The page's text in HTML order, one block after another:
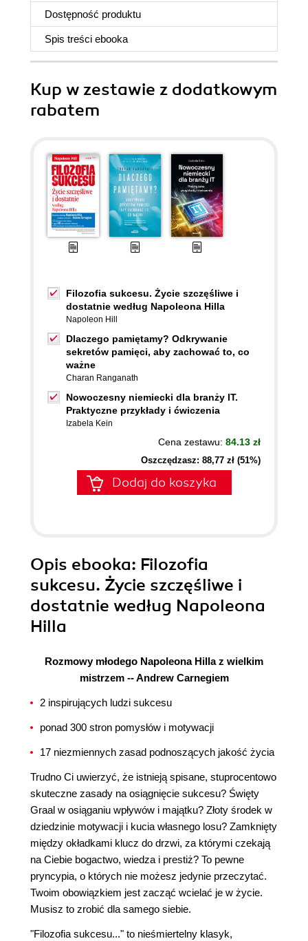
Dostępność produktu
Spis treści ebooka
Kup w zestawie z dodatkowym
rabatem
Filozofia sukcesu. Życie szczęśliwe i
dostatnie według Napoleona Hilla
Napoleon Hill
Dlaczego pamiętamy? Odkrywanie
sekretów pamięci, aby zachować to, co
ważne
Charan Ranganath
Nowoczesny niemiecki dla branży IT.
Praktyczne przykłady i ćwiczenia
Izabela Kein
Cena zestawu: 84.13 zł
Oszczędzasz: 88,77 zł (51%)
Dodaj do koszyka
Opis ebooka: Filozofia
sukcesu. Życie szczęśliwe i
dostatnie według Napoleona
Hilla
Rozmowy młodego Napoleona Hilla z wielkim
mistrzem -- Andrew Carnegiem
2 inspirujących ludzi sukcesu
ponad 300 stron pomysłów i motywacji
17 niezmiennych zasad podnoszących jakość życia
Trudno Ci uwierzyć, że istnieją spisane, stuprocentowo
skuteczne zasady na osiągnięcie sukcesu? Święty
Graal w osiąganiu wpływów i majątku? Złoty środek w
dziedzinie motywacji i kucia własnego losu? Zamknięty
między okładkami klucz do drzwi, za którymi czekają
na Ciebie bogactwo, wiedza i prestiż? To pewne
pryncypia, o których nie możesz jedynie przeczytać.
Twoim obowiązkiem jest zacząć wcielać je w życie.
Musisz to zrobić dla samego siebie.
"Filozofia sukcesu..." to nieśmiertelny klasyk,